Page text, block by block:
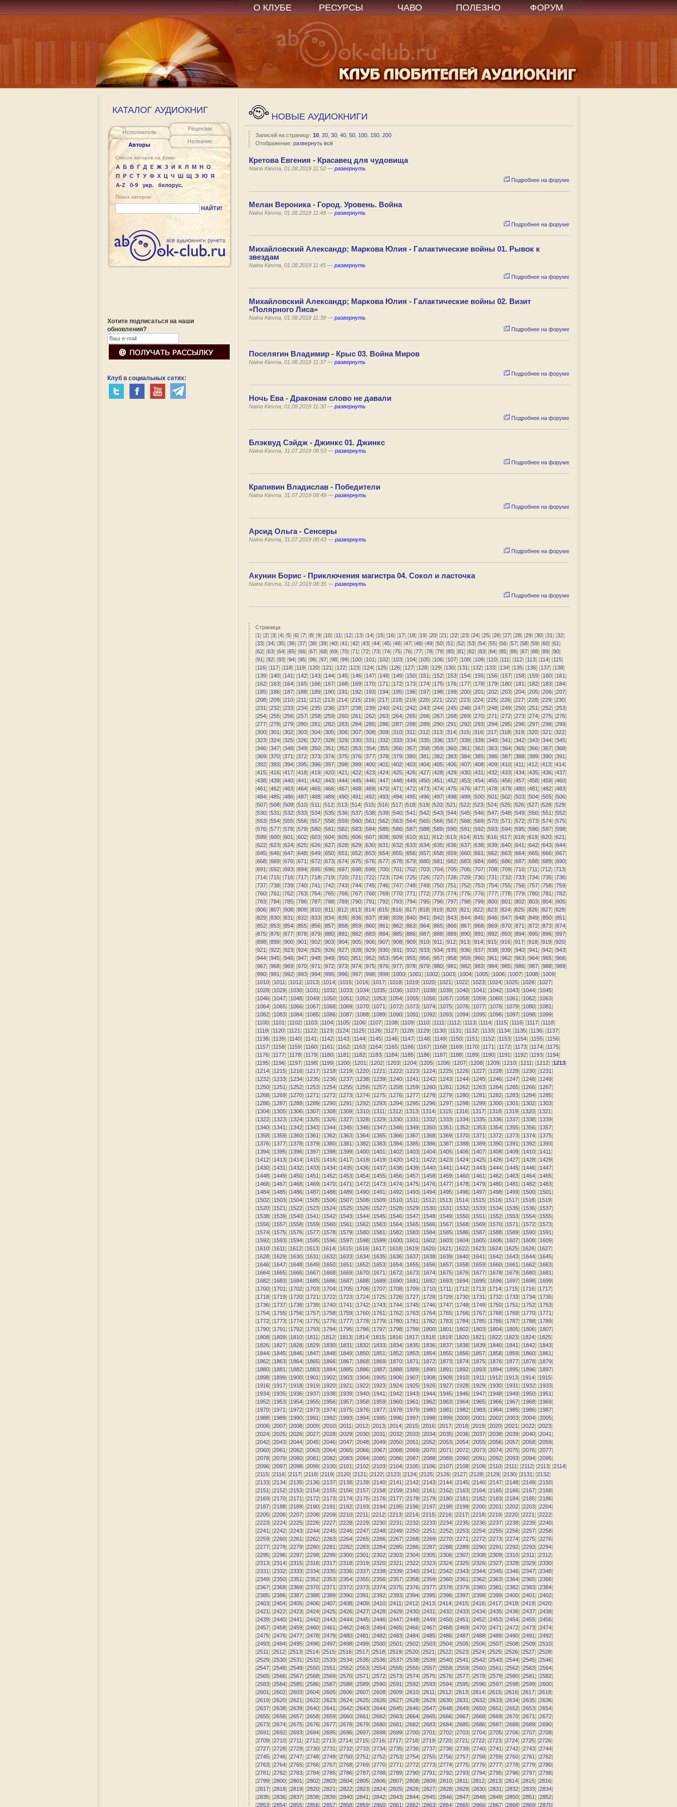
О КЛУБЕ РЕСУРСЫ ЧАВО ПОЛЕЗНО ФОРУМ
КАТАЛОГ АУДИОКНИГ
Исполнители
Авторы
Рецензии
Название
Список авторов на букву:
А Б В Г Д Е Ж З И К Л М Н О
П Р С Т У Ф Х Ц Ч Ш Щ Э Ю Я
A-Z
0-9 укр. белорус.
Поиск авторов:
НАЙТИ!
Хотите подписаться на наши
обновления?
Клуб в социальных сетях:
НОВЫЕ АУДИОКНИГИ
Записей на страницу: 10, 20, 30, 40, 50, 100, 150, 200
Отображение: развернуть всё
Кретова Евгения - Красавец для чудовища
Naina Kievna, 01.08.2019 11:52 — развернуть
Подробнее на форуме
Мелан Вероника - Город. Уровень. Война
Naina Kievna, 01.08.2019 11:48 — развернуть
Подробнее на форуме
Михайловский Александр; Маркова Юлия - Галактические войны 01. Рывок к
звездам
Naina Kievna, 01.08.2019 11:45 — развернуть
Подробнее на форуме
Михайловский Александр; Маркова Юлия - Галактические войны 02. Визит
«Полярного Лиса»
Naina Kievna, 01.08.2019 11:39 — развернуть
Подробнее на форуме
Поселягин Владимир - Крыс 03. Война Миров
Naina Kievna, 01.08.2019 11:37 — развернуть
Подробнее на форуме
Ночь Ева - Драконам слово не давали
Naina Kievna, 01.08.2019 11:30 — развернуть
Подробнее на форуме
Блэквуд Сэйдж - Джинкс 01. Джинкс
Naina Kievna, 31.07.2019 08:53 — развернуть
Подробнее на форуме
Крапивин Владислав - Победители
Naina Kievna, 31.07.2019 08:49 — развернуть
Подробнее на форуме
Арсид Ольга - Сенсеры
Naina Kievna, 31.07.2019 08:43 — развернуть
Подробнее на форуме
Акунин Борис - Приключения магистра 04. Сокол и ласточка
Naina Kievna, 31.07.2019 08:35 — развернуть
Подробнее на форуме
Страница:
[1] [2] [3] [4] [5] [6] [7] [8] [9] [10] [11] [12] [13] [14] [15] [16] [17] [18] [19] [20] [21] [22] [23] [24] [25] [26] [27] [28] [29] [30] [31] [32]
[33] [34] [35] [36] [37] [38] [39] [40] [41] [42] [43] [44] [45] [46] [47] [48] [49] [50] [51] [52] [53] [54] [55] [56] [57] [58] [59] [60] [61]
[62] [63] [64] [65] [66] [67] [68] [69] [70] [71] [72] [73] [74] [75] [76] [77] [78] [79] [80] [81] [82] [83] [84] [85] [86] [87] [88] [89] [90]
[91] [92] [93] [94] [95] [96] [97] [98] [99] [100] [101] [102] [103] [104] [105] [106] [107] [108] [109] [110] [111] [112] [113] [114] [115]
[116] [117] [118] [119] [120] [121] [122] [123] [124] [125] [126] [127] [128] [129] [130] [131] [132] [133] [134] [135] [136] [137] [138]
[139] [140] [141] [142] [143] [144] [145] [146] [147] [148] [149] [150] [151] [152] [153] [154] [155] [156] [157] [158] [159] [160] [161]
[162] [163] [164] [165] [166] [167] [168] [169] [170] [171] [172] [173] [174] [175] [176] [177] [178] [179] [180] [181] [182] [183] [184]
[185] [186] [187] [188] [189] [190] [191] [192] [193] [194] [195] [196] [197] [198] [199] [200] [201] [202] [203] [204] [205] [206] [207]
[208] [209] [210] [211] [212] [213] [214] [215] [216] [217] [218] [219] [220] [221] [222] [223] [224] [225] [226] [227] [228] [229] [230]
[231] [232] [233] [234] [235] [236] [237] [238] [239] [240] [241] [242] [243] [244] [245] [246] [247] [248] [249] [250] [251] [252] [253]
[254] [255] [256] [257] [258] [259] [260] [261] [262] [263] [264] [265] [266] [267] [268] [269] [270] [271] [272] [273] [274] [275] [276]
[277] [278] [279] [280] [281] [282] [283] [284] [285] [286] [287] [288] [289] [290] [291] [292] [293] [294] [295] [296] [297] [298] [299]
[300] [301] [302] [303] [304] [305] [306] [307] [308] [309] [310] [311] [312] [313] [314] [315] [316] [317] [318] [319] [320] [321] [322]
[323] [324] [325] [326] [327] [328] [329] [330] [331] [332] [333] [334] [335] [336] [337] [338] [339] [340] [341] [342] [343] [344] [345]
[346] [347] [348] [349] [350] [351] [352] [353] [354] [355] [356] [357] [358] [359] [360] [361] [362] [363] [364] [365] [366] [367] [368]
[369] [370] [371] [372] [373] [374] [375] [376] [377] [378] [379] [380] [381] [382] [383] [384] [385] [386] [387] [388] [389] [390] [391]
[392] [393] [394] [395] [396] [397] [398] [399] [400] [401] [402] [403] [404] [405] [406] [407] [408] [409] [410] [411] [412] [413] [414]
[415] [416] [417] [418] [419] [420] [421] [422] [423] [424] [425] [426] [427] [428] [429] [430] [431] [432] [433] [434] [435] [436] [437]
[438] [439] [440] [441] [442] [443] [444] [445] [446] [447] [448] [449] [450] [451] [452] [453] [454] [455] [456] [457] [458] [459] [460]
[461] [462] [463] [464] [465] [466] [467] [468] [469] [470] [471] [472] [473] [474] [475] [476] [477] [478] [479] [480] [481] [482] [483]
[484] [485] [486] [487] [488] [489] [490] [491] [492] [493] [494] [495] [496] [497] [498] [499] [500] [501] [502] [503] [504] [505] [506]
[507] [508] [509] [510] [511] [512] [513] [514] [515] [516] [517] [518] [519] [520] [521] [522] [523] [524] [525] [526] [527] [528] [529]
[530] [531] [532] [533] [534] [535] [536] [537] [538] [539] [540] [541] [542] [543] [544] [545] [546] [547] [548] [549] [550] [551] [552]
[553] [554] [555] [556] [557] [558] [559] [560] [561] [562] [563] [564] [565] [566] [567] [568] [569] [570] [571] [572] [573] [574] [575]
[576] [577] [578] [579] [580] [581] [582] [583] [584] [585] [586] [587] [588] [589] [590] [591] [592] [593] [594] [595] [596] [597] [598]
[599] [600] [601] [602] [603] [604] [605] [606] [607] [608] [609] [610] [611] [612] [613] [614] [615] [616] [617] [618] [619] [620] [621]
[622] [623] [624] [625] [626] [627] [628] [629] [630] [631] [632] [633] [634] [635] [636] [637] [638] [639] [640] [641] [642] [643] [644]
[645] [646] [647] [648] [649] [650] [651] [652] [653] [654] [655] [656] [657] [658] [659] [660] [661] [662] [663] [664] [665] [666] [667]
[668] [669] [670] [671] [672] [673] [674] [675] [676] [677] [678] [679] [680] [681] [682] [683] [684] [685] [686] [687] [688] [689] [690]
[691] [692] [693] [694] [695] [696] [697] [698] [699] [700] [701] [702] [703] [704] [705] [706] [707] [708] [709] [710] [711] [712] [713]
[714] [715] [716] [717] [718] [719] [720] [721] [722] [723] [724] [725] [726] [727] [728] [729] [730] [731] [732] [733] [734] [735] [736]
[737] [738] [739] [740] [741] [742] [743] [744] [745] [746] [747] [748] [749] [750] [751] [752] [753] [754] [755] [756] [757] [758] [759]
[760] [761] [762] [763] [764] [765] [766] [767] [768] [769] [770] [771] [772] [773] [774] [775] [776] [777] [778] [779] [780] [781] [782]
[783] [784] [785] [786] [787] [788] [789] [790] [791] [792] [793] [794] [795] [796] [797] [798] [799] [800] [801] [802] [803] [804] [805]
[806] [807] [808] [809] [810] [811] [812] [813] [814] [815] [816] [817] [818] [819] [820] [821] [822] [823] [824] [825] [826] [827] [828]
[829] [830] [831] [832] [833] [834] [835] [836] [837] [838] [839] [840] [841] [842] [843] [844] [845] [846] [847] [848] [849] [850] [851]
[852] [853] [854] [855] [856] [857] [858] [859] [860] [861] [862] [863] [864] [865] [866] [867] [868] [869] [870] [871] [872] [873] [874]
[875] [876] [877] [878] [879] [880] [881] [882] [883] [884] [885] [886] [887] [888] [889] [890] [891] [892] [893] [894] [895] [896] [897]
[898] [899] [900] [901] [902] [903] [904] [905] [906] [907] [908] [909] [910] [911] [912] [913] [914] [915] [916] [917] [918] [919] [920]
[921] [922] [923] [924] [925] [926] [927] [928] [929] [930] [931] [932] [933] [934] [935] [936] [937] [938] [939] [940] [941] [942] [943]
[944] [945] [946] [947] [948] [949] [950] [951] [952] [953] [954] [955] [956] [957] [958] [959] [960] [961] [962] [963] [964] [965] [966]
[967] [968] [969] [970] [971] [972] [973] [974] [975] [976] [977] [978] [979] [980] [981] [982] [983] [984] [985] [986] [987] [988] [989]
[990] [991] [992] [993] [994] [995] [996] [997] [998] [999] [1000] [1001] [1002] [1003] [1004] [1005] [1006] [1007] [1008] [1009]
[1010] [1011] [1012] [1013] [1014] [1015] [1016] [1017] [1018] [1019] [1020] [1021] [1022] [1023] [1024] [1025] [1026] [1027]
[1028] [1029] [1030] [1031] [1032] [1033] [1034] [1035] [1036] [1037] [1038] [1039] [1040] [1041] [1042] [1043] [1044] [1045]
[1046] [1047] [1048] [1049] [1050] [1051] [1052] [1053] [1054] [1055] [1056] [1057] [1058] [1059] [1060] [1061] [1062] [1063]
[1064] [1065] [1066] [1067] [1068] [1069] [1070] [1071] [1072] [1073] [1074] [1075] [1076] [1077] [1078] [1079] [1080] [1081]
[1082] [1083] [1084] [1085] [1086] [1087] [1088] [1089] [1090] [1091] [1092] [1093] [1094] [1095] [1096] [1097] [1098] [1099]
[1100] [1101] [1102] [1103] [1104] [1105] [1106] [1107] [1108] [1109] [1110] [1111] [1112] [1113] [1114] [1115] [1116] [1117] [1118]
[1119] [1120] [1121] [1122] [1123] [1124] [1125] [1126] [1127] [1128] [1129] [1130] [1131] [1132] [1133] [1134] [1135] [1136] [1137]
[1138] [1139] [1140] [1141] [1142] [1143] [1144] [1145] [1146] [1147] [1148] [1149] [1150] [1151] [1152] [1153] [1154] [1155] [1156]
[1157] [1158] [1159] [1160] [1161] [1162] [1163] [1164] [1165] [1166] [1167] [1168] [1169] [1170] [1171] [1172] [1173] [1174] [1175]
[1176] [1177] [1178] [1179] [1180] [1181] [1182] [1183] [1184] [1185] [1186] [1187] [1188] [1189] [1190] [1191] [1192] [1193] [1194]
[1195] [1196] [1197] [1198] [1199] [1200] [1201] [1202] [1203] [1204] [1205] [1206] [1207] [1208] [1209] [1210] [1211] [1212] [1213]
[1214] [1215] [1216] [1217] [1218] [1219] [1220] [1221] [1222] [1223] [1224] [1225] [1226] [1227] [1228] [1229] [1230] [1231]
[1232] [1233] [1234] [1235] [1236] [1237] [1238] [1239] [1240] [1241] [1242] [1243] [1244] [1245] [1246] [1247] [1248] [1249]
[1250] [1251] [1252] [1253] [1254] [1255] [1256] [1257] [1258] [1259] [1260] [1261] [1262] [1263] [1264] [1265] [1266] [1267]
[1268] [1269] [1270] [1271] [1272] [1273] [1274] [1275] [1276] [1277] [1278] [1279] [1280] [1281] [1282] [1283] [1284] [1285]
[1286] [1287] [1288] [1289] [1290] [1291] [1292] [1293] [1294] [1295] [1296] [1297] [1298] [1299] [1300] [1301] [1302] [1303]
[1304] [1305] [1306] [1307] [1308] [1309] [1310] [1311] [1312] [1313] [1314] [1315] [1316] [1317] [1318] [1319] [1320] [1321]
[1322] [1323] [1324] [1325] [1326] [1327] [1328] [1329] [1330] [1331] [1332] [1333] [1334] [1335] [1336] [1337] [1338] [1339]
[1340] [1341] [1342] [1343] [1344] [1345] [1346] [1347] [1348] [1349] [1350] [1351] [1352] [1353] [1354] [1355] [1356] [1357]
[1358] [1359] [1360] [1361] [1362] [1363] [1364] [1365] [1366] [1367] [1368] [1369] [1370] [1371] [1372] [1373] [1374] [1375]
[1376] [1377] [1378] [1379] [1380] [1381] [1382] [1383] [1384] [1385] [1386] [1387] [1388] [1389] [1390] [1391] [1392] [1393]
[1394] [1395] [1396] [1397] [1398] [1399] [1400] [1401] [1402] [1403] [1404] [1405] [1406] [1407] [1408] [1409] [1410] [1411]
[1412] [1413] [1414] [1415] [1416] [1417] [1418] [1419] [1420] [1421] [1422] [1423] [1424] [1425] [1426] [1427] [1428] [1429]
[1430] [1431] [1432] [1433] [1434] [1435] [1436] [1437] [1438] [1439] [1440] [1441] [1442] [1443] [1444] [1445] [1446] [1447]
[1448] [1449] [1450] [1451] [1452] [1453] [1454] [1455] [1456] [1457] [1458] [1459] [1460] [1461] [1462] [1463] [1464] [1465]
[1466] [1467] [1468] [1469] [1470] [1471] [1472] [1473] [1474] [1475] [1476] [1477] [1478] [1479] [1480] [1481] [1482] [1483]
[1484] [1485] [1486] [1487] [1488] [1489] [1490] [1491] [1492] [1493] [1494] [1495] [1496] [1497] [1498] [1499] [1500] [1501]
[1502] [1503] [1504] [1505] [1506] [1507] [1508] [1509] [1510] [1511] [1512] [1513] [1514] [1515] [1516] [1517] [1518] [1519]
[1520] [1521] [1522] [1523] [1524] [1525] [1526] [1527] [1528] [1529] [1530] [1531] [1532] [1533] [1534] [1535] [1536] [1537]
[1538] [1539] [1540] [1541] [1542] [1543] [1544] [1545] [1546] [1547] [1548] [1549] [1550] [1551] [1552] [1553] [1554] [1555]
[1556] [1557] [1558] [1559] [1560] [1561] [1562] [1563] [1564] [1565] [1566] [1567] [1568] [1569] [1570] [1571] [1572] [1573]
[1574] [1575] [1576] [1577] [1578] [1579] [1580] [1581] [1582] [1583] [1584] [1585] [1586] [1587] [1588] [1589] [1590] [1591]
[1592] [1593] [1594] [1595] [1596] [1597] [1598] [1599] [1600] [1601] [1602] [1603] [1604] [1605] [1606] [1607] [1608] [1609]
[1610] [1611] [1612] [1613] [1614] [1615] [1616] [1617] [1618] [1619] [1620] [1621] [1622] [1623] [1624] [1625] [1626] [1627]
[1628] [1629] [1630] [1631] [1632] [1633] [1634] [1635] [1636] [1637] [1638] [1639] [1640] [1641] [1642] [1643] [1644] [1645]
[1646] [1647] [1648] [1649] [1650] [1651] [1652] [1653] [1654] [1655] [1656] [1657] [1658] [1659] [1660] [1661] [1662] [1663]
[1664] [1665] [1666] [1667] [1668] [1669] [1670] [1671] [1672] [1673] [1674] [1675] [1676] [1677] [1678] [1679] [1680] [1681]
[1682] [1683] [1684] [1685] [1686] [1687] [1688] [1689] [1690] [1691] [1692] [1693] [1694] [1695] [1696] [1697] [1698] [1699]
[1700] [1701] [1702] [1703] [1704] [1705] [1706] [1707] [1708] [1709] [1710] [1711] [1712] [1713] [1714] [1715] [1716] [1717]
[1718] [1719] [1720] [1721] [1722] [1723] [1724] [1725] [1726] [1727] [1728] [1729] [1730] [1731] [1732] [1733] [1734] [1735]
[1736] [1737] [1738] [1739] [1740] [1741] [1742] [1743] [1744] [1745] [1746] [1747] [1748] [1749] [1750] [1751] [1752] [1753]
[1754] [1755] [1756] [1757] [1758] [1759] [1760] [1761] [1762] [1763] [1764] [1765] [1766] [1767] [1768] [1769] [1770] [1771]
[1772] [1773] [1774] [1775] [1776] [1777] [1778] [1779] [1780] [1781] [1782] [1783] [1784] [1785] [1786] [1787] [1788] [1789]
[1790] [1791] [1792] [1793] [1794] [1795] [1796] [1797] [1798] [1799] [1800] [1801] [1802] [1803] [1804] [1805] [1806] [1807]
[1808] [1809] [1810] [1811] [1812] [1813] [1814] [1815] [1816] [1817] [1818] [1819] [1820] [1821] [1822] [1823] [1824] [1825]
[1826] [1827] [1828] [1829] [1830] [1831] [1832] [1833] [1834] [1835] [1836] [1837] [1838] [1839] [1840] [1841] [1842] [1843]
[1844] [1845] [1846] [1847] [1848] [1849] [1850] [1851] [1852] [1853] [1854] [1855] [1856] [1857] [1858] [1859] [1860] [1861]
[1862] [1863] [1864] [1865] [1866] [1867] [1868] [1869] [1870] [1871] [1872] [1873] [1874] [1875] [1876] [1877] [1878] [1879]
[1880] [1881] [1882] [1883] [1884] [1885] [1886] [1887] [1888] [1889] [1890] [1891] [1892] [1893] [1894] [1895] [1896] [1897]
[1898] [1899] [1900] [1901] [1902] [1903] [1904] [1905] [1906] [1907] [1908] [1909] [1910] [1911] [1912] [1913] [1914] [1915]
[1916] [1917] [1918] [1919] [1920] [1921] [1922] [1923] [1924] [1925] [1926] [1927] [1928] [1929] [1930] [1931] [1932] [1933]
[1934] [1935] [1936] [1937] [1938] [1939] [1940] [1941] [1942] [1943] [1944] [1945] [1946] [1947] [1948] [1949] [1950] [1951]
[1952] [1953] [1954] [1955] [1956] [1957] [1958] [1959] [1960] [1961] [1962] [1963] [1964] [1965] [1966] [1967] [1968] [1969]
[1970] [1971] [1972] [1973] [1974] [1975] [1976] [1977] [1978] [1979] [1980] [1981] [1982] [1983] [1984] [1985] [1986] [1987]
[1988] [1989] [1990] [1991] [1992] [1993] [1994] [1995] [1996] [1997] [1998] [1999] [2000] [2001] [2002] [2003] [2004] [2005]
[2006] [2007] [2008] [2009] [2010] [2011] [2012] [2013] [2014] [2015] [2016] [2017] [2018] [2019] [2020] [2021] [2022] [2023]
[2024] [2025] [2026] [2027] [2028] [2029] [2030] [2031] [2032] [2033] [2034] [2035] [2036] [2037] [2038] [2039] [2040] [2041]
[2042] [2043] [2044] [2045] [2046] [2047] [2048] [2049] [2050] [2051] [2052] [2053] [2054] [2055] [2056] [2057] [2058] [2059]
[2060] [2061] [2062] [2063] [2064] [2065] [2066] [2067] [2068] [2069] [2070] [2071] [2072] [2073] [2074] [2075] [2076] [2077]
[2078] [2079] [2080] [2081] [2082] [2083] [2084] [2085] [2086] [2087] [2088] [2089] [2090] [2091] [2092] [2093] [2094] [2095]
[2096] [2097] [2098] [2099] [2100] [2101] [2102] [2103] [2104] [2105] [2106] [2107] [2108] [2109] [2110] [2111] [2112] [2113] [2114]
[2115] [2116] [2117] [2118] [2119] [2120] [2121] [2122] [2123] [2124] [2125] [2126] [2127] [2128] [2129] [2130] [2131] [2132]
[2133] [2134] [2135] [2136] [2137] [2138] [2139] [2140] [2141] [2142] [2143] [2144] [2145] [2146] [2147] [2148] [2149] [2150]
[2151] [2152] [2153] [2154] [2155] [2156] [2157] [2158] [2159] [2160] [2161] [2162] [2163] [2164] [2165] [2166] [2167] [2168]
[2169] [2170] [2171] [2172] [2173] [2174] [2175] [2176] [2177] [2178] [2179] [2180] [2181] [2182] [2183] [2184] [2185] [2186]
[2187] [2188] [2189] [2190] [2191] [2192] [2193] [2194] [2195] [2196] [2197] [2198] [2199] [2200] [2201] [2202] [2203] [2204]
[2205] [2206] [2207] [2208] [2209] [2210] [2211] [2212] [2213] [2214] [2215] [2216] [2217] [2218] [2219] [2220] [2221] [2222]
[2223] [2224] [2225] [2226] [2227] [2228] [2229] [2230] [2231] [2232] [2233] [2234] [2235] [2236] [2237] [2238] [2239] [2240]
[2241] [2242] [2243] [2244] [2245] [2246] [2247] [2248] [2249] [2250] [2251] [2252] [2253] [2254] [2255] [2256] [2257] [2258]
[2259] [2260] [2261] [2262] [2263] [2264] [2265] [2266] [2267] [2268] [2269] [2270] [2271] [2272] [2273] [2274] [2275] [2276]
[2277] [2278] [2279] [2280] [2281] [2282] [2283] [2284] [2285] [2286] [2287] [2288] [2289] [2290] [2291] [2292] [2293] [2294]
[2295] [2296] [2297] [2298] [2299] [2300] [2301] [2302] [2303] [2304] [2305] [2306] [2307] [2308] [2309] [2310] [2311] [2312]
[2313] [2314] [2315] [2316] [2317] [2318] [2319] [2320] [2321] [2322] [2323] [2324] [2325] [2326] [2327] [2328] [2329] [2330]
[2331] [2332] [2333] [2334] [2335] [2336] [2337] [2338] [2339] [2340] [2341] [2342] [2343] [2344] [2345] [2346] [2347] [2348]
[2349] [2350] [2351] [2352] [2353] [2354] [2355] [2356] [2357] [2358] [2359] [2360] [2361] [2362] [2363] [2364] [2365] [2366]
[2367] [2368] [2369] [2370] [2371] [2372] [2373] [2374] [2375] [2376] [2377] [2378] [2379] [2380] [2381] [2382] [2383] [2384]
[2385] [2386] [2387] [2388] [2389] [2390] [2391] [2392] [2393] [2394] [2395] [2396] [2397] [2398] [2399] [2400] [2401] [2402]
[2403] [2404] [2405] [2406] [2407] [2408] [2409] [2410] [2411] [2412] [2413] [2414] [2415] [2416] [2417] [2418] [2419] [2420]
[2421] [2422] [2423] [2424] [2425] [2426] [2427] [2428] [2429] [2430] [2431] [2432] [2433] [2434] [2435] [2436] [2437] [2438]
[2439] [2440] [2441] [2442] [2443] [2444] [2445] [2446] [2447] [2448] [2449] [2450] [2451] [2452] [2453] [2454] [2455] [2456]
[2457] [2458] [2459] [2460] [2461] [2462] [2463] [2464] [2465] [2466] [2467] [2468] [2469] [2470] [2471] [2472] [2473] [2474]
[2475] [2476] [2477] [2478] [2479] [2480] [2481] [2482] [2483] [2484] [2485] [2486] [2487] [2488] [2489] [2490] [2491] [2492]
[2493] [2494] [2495] [2496] [2497] [2498] [2499] [2500] [2501] [2502] [2503] [2504] [2505] [2506] [2507] [2508] [2509] [2510]
[2511] [2512] [2513] [2514] [2515] [2516] [2517] [2518] [2519] [2520] [2521] [2522] [2523] [2524] [2525] [2526] [2527] [2528]
[2529] [2530] [2531] [2532] [2533] [2534] [2535] [2536] [2537] [2538] [2539] [2540] [2541] [2542] [2543] [2544] [2545] [2546]
[2547] [2548] [2549] [2550] [2551] [2552] [2553] [2554] [2555] [2556] [2557] [2558] [2559] [2560] [2561] [2562] [2563] [2564]
[2565] [2566] [2567] [2568] [2569] [2570] [2571] [2572] [2573] [2574] [2575] [2576] [2577] [2578] [2579] [2580] [2581] [2582]
[2583] [2584] [2585] [2586] [2587] [2588] [2589] [2590] [2591] [2592] [2593] [2594] [2595] [2596] [2597] [2598] [2599] [2600]
[2601] [2602] [2603] [2604] [2605] [2606] [2607] [2608] [2609] [2610] [2611] [2612] [2613] [2614] [2615] [2616] [2617] [2618]
[2619] [2620] [2621] [2622] [2623] [2624] [2625] [2626] [2627] [2628] [2629] [2630] [2631] [2632] [2633] [2634] [2635] [2636]
[2637] [2638] [2639] [2640] [2641] [2642] [2643] [2644] [2645] [2646] [2647] [2648] [2649] [2650] [2651] [2652] [2653] [2654]
[2655] [2656] [2657] [2658] [2659] [2660] [2661] [2662] [2663] [2664] [2665] [2666] [2667] [2668] [2669] [2670] [2671] [2672]
[2673] [2674] [2675] [2676] [2677] [2678] [2679] [2680] [2681] [2682] [2683] [2684] [2685] [2686] [2687] [2688] [2689] [2690]
[2691] [2692] [2693] [2694] [2695] [2696] [2697] [2698] [2699] [2700] [2701] [2702] [2703] [2704] [2705] [2706] [2707] [2708]
[2709] [2710] [2711] [2712] [2713] [2714] [2715] [2716] [2717] [2718] [2719] [2720] [2721] [2722] [2723] [2724] [2725] [2726]
[2727] [2728] [2729] [2730] [2731] [2732] [2733] [2734] [2735] [2736] [2737] [2738] [2739] [2740] [2741] [2742] [2743] [2744]
[2745] [2746] [2747] [2748] [2749] [2750] [2751] [2752] [2753] [2754] [2755] [2756] [2757] [2758] [2759] [2760] [2761] [2762]
[2763] [2764] [2765] [2766] [2767] [2768] [2769] [2770] [2771] [2772] [2773] [2774] [2775] [2776] [2777] [2778] [2779] [2780]
[2781] [2782] [2783] [2784] [2785] [2786] [2787] [2788] [2789] [2790] [2791] [2792] [2793] [2794] [2795] [2796] [2797] [2798]
[2799] [2800] [2801] [2802] [2803] [2804] [2805] [2806] [2807] [2808] [2809] [2810] [2811] [2812] [2813] [2814] [2815] [2816]
[2817] [2818] [2819] [2820] [2821] [2822] [2823] [2824] [2825] [2826] [2827] [2828] [2829] [2830] [2831] [2832] [2833] [2834]
[2835] [2836] [2837] [2838] [2839] [2840] [2841] [2842] [2843] [2844] [2845] [2846] [2847] [2848] [2849] [2850] [2851] [2852]
[2853] [2854] [2855] [2856] [2857] [2858] [2859] [2860] [2861] [2862] [2863] [2864] [2865] [2866] [2867] [2868] [2869] [2870]